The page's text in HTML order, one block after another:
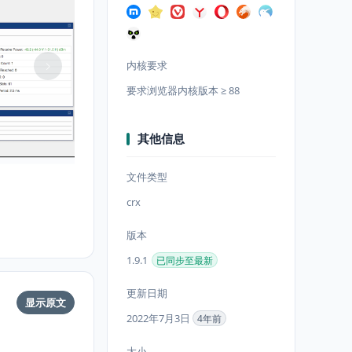
显示原文
内核要求
要求浏览器内核版本 ≥ 88
其他信息
文件类型
crx
版本
1.9.1
已同步至最新
更新日期
2022年7月3日
4年前